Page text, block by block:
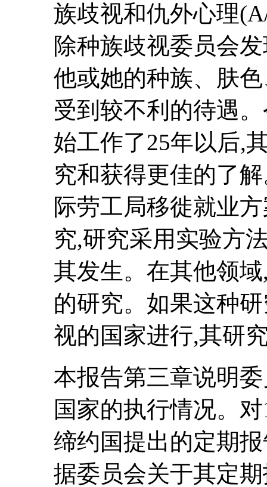
族歧视和仇外心理
除种族歧视委员会
他或她的种族、肤
受到较不利的待遇
始工作了25年以后,
究和获得更佳的了
际劳工局移徙就业
究,研究采用实验方
其发生。在其他领
的研究。如果这种
视的国家进行,其研
本报告第三章说明
国家的执行情况。
缔约国提出的定期
据委员会关于其定